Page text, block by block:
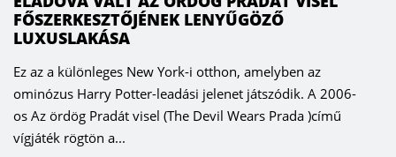
FŐSZERKESZTŐJÉNEK LENYŰGÖZŐ
LUXUSLAKÁSA
Ez az a különleges New York-i otthon, amelyben az
ominózus Harry Potter-leadási jelenet játszódik. A 2006-
os Az ördög Pradát visel (The Devil Wears Prada )című
vígjáték rögtön a...